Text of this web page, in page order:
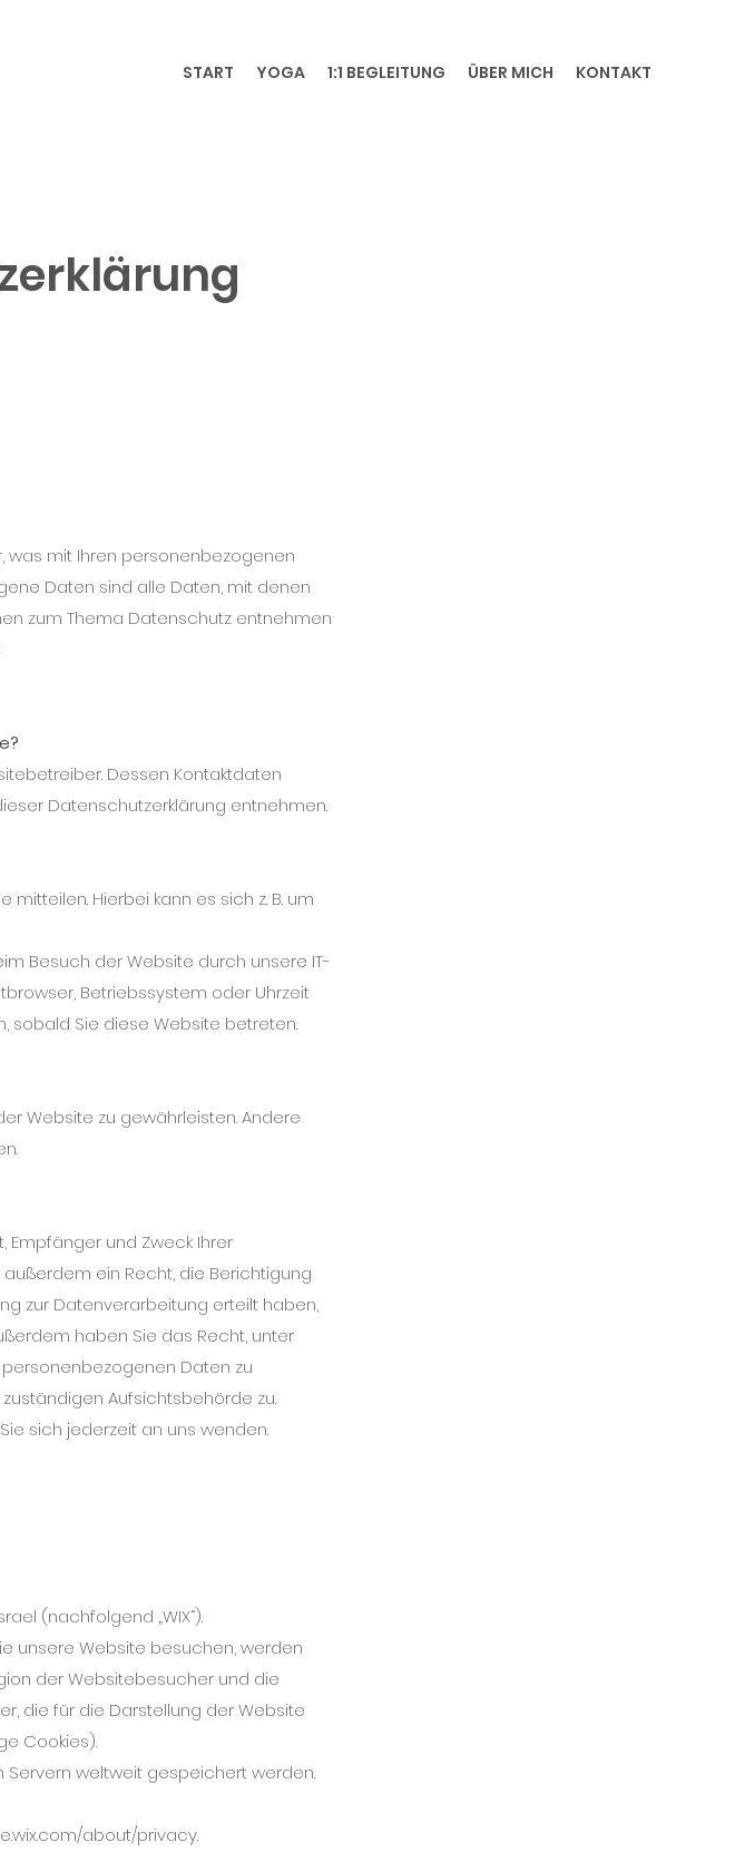
START YOGA 1:1 BEGLEITUNG ÜBER MICH KONTAKT
was mit Ihren personenbezogenen
Daten sind alle Daten, mit denen
zum Thema Datenschutz entnehmen
Dessen Kontaktdaten
Datenschutzerklärung entnehmen.
Hierbei kann es sich z. B. um
Besuch der Website durch unsere IT-
Betriebssystem oder Uhrzeit
sobald Sie diese Website betreten.
Website zu gewährleisten. Andere
Empfänger und Zweck Ihrer
ein Recht, die Berichtigung
zur Datenverarbeitung erteilt haben,
haben Sie das Recht, unter
Daten zu
Aufsichtsbehörde zu.
sich jederzeit an uns wenden.
(nachfolgend „WIX“).
unsere Website besuchen, werden
der Websitebesucher und die
die für die Darstellung der Website
Cookies).
Servern weltweit gespeichert werden.
about/privacy.